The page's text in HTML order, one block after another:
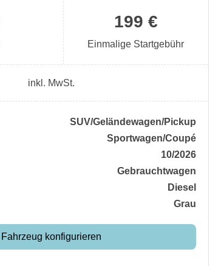
199 €
Einmalige Startgebühr
inkl. MwSt.
SUV/​Geländewagen/​Pickup
Sportwagen/​Coupé
10/2026
Gebrauchtwagen
Diesel
Grau
Fahrzeug konfigurieren